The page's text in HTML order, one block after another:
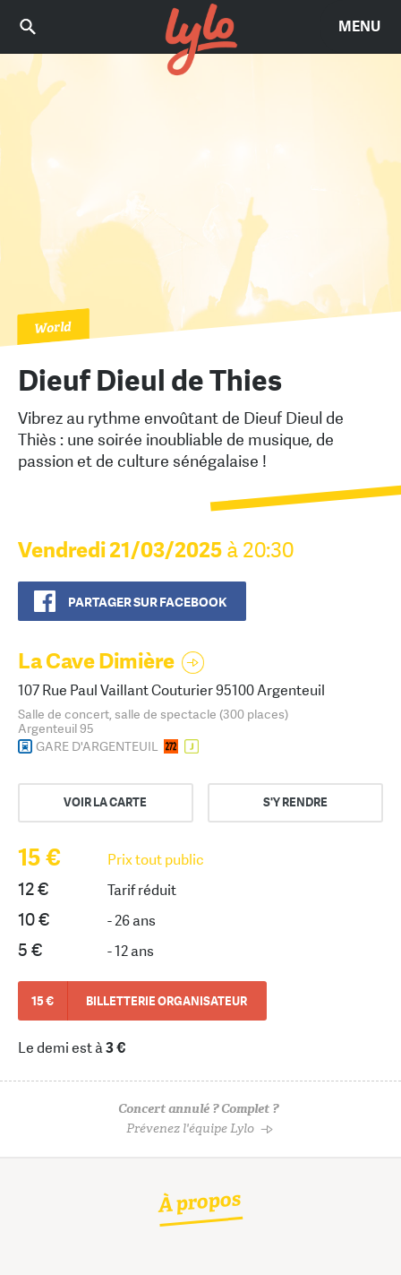
MENU
World
Dieuf Dieul de Thies
Vibrez au rythme envoûtant de Dieuf Dieul de
Thiès : une soirée inoubliable de musique, de
passion et de culture sénégalaise !
Vendredi 21/03/2025 à 20:30
PARTAGER SUR FACEBOOK
La Cave Dimière
107 Rue Paul Vaillant Couturier 95100 Argenteuil
Salle de concert, salle de spectacle (300 places)
Argenteuil 95
GARE D'ARGENTEUIL
VOIR LA CARTE S'Y RENDRE
15 € Prix tout public
12 € Tarif réduit
10 € - 26 ans
5 € - 12 ans
15 € BILLETTERIE ORGANISATEUR
Le demi est à3 €
Concert annulé ? Complet ?
Prévenez l'équipe Lylo
À propos